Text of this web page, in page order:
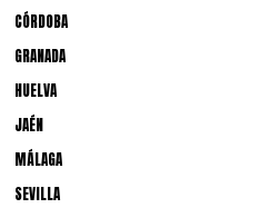
CÓRDOBA
GRANADA
HUELVA
JAÉN
MÁLAGA
SEVILLA